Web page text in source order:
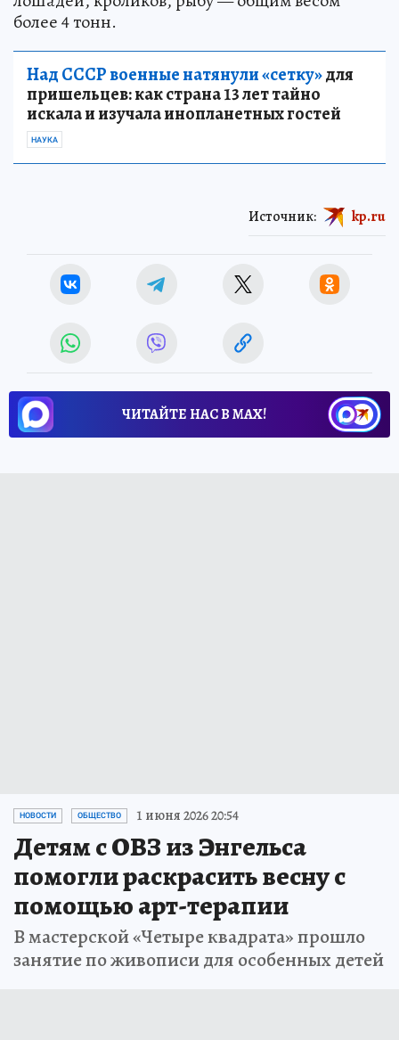
более 4 тонн.
Над СССР военные натянули «сетку»для
пришельцев: как страна 13 лет тайно
искала и изучала инопланетных гостей
НАУКА
Источник: kp.ru
ЧИТАЙТЕ НАС В МАХ!
НОВОСТИ ОБЩЕСТВО 1 июня 2026 20:54
Детям с ОВЗ из Энгельса
помогли раскрасить весну с
помощью арт-терапии
В мастерской «Четыре квадрата» прошло
занятие по живописи для особенных детей